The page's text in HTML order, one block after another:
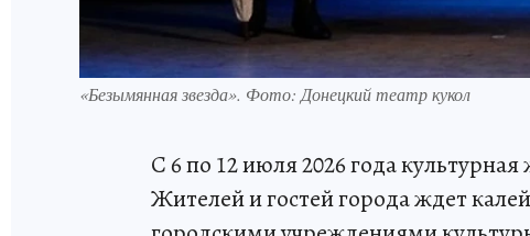
«Безымянная звезда». Фото: Донецкий театр кукол
С 6 по 12 июля 2026 года
Жителей и гостей города ждет